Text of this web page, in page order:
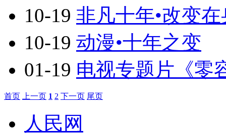
10-19 非凡十年•改变
10-19 动漫•十年之变
01-19 电视专题片《零
首页 上一页 1 2 下一页 尾页
人民网